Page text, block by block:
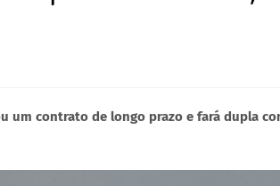
um contrato de longo prazo e fará dupla